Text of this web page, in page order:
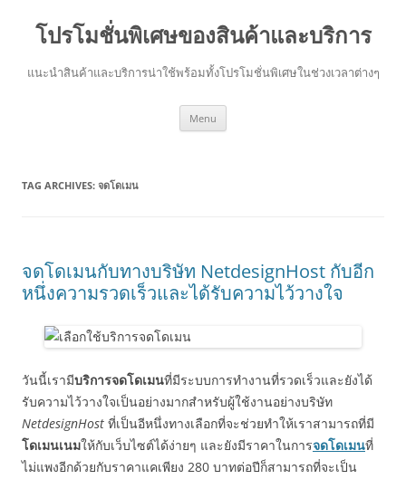
โปรโมชั่นพิเศษของสินค้าและบริการ
แนะนำสินค้าและบริการน่าใช้พร้อมทั้งโปรโมชั่นพิเศษในช่วงเวลาต่างๆ
Menu
TAG ARCHIVES: จดโดเมน
จดโดเมนกับทางบริษัท NetdesignHost กับอีก
หนึ่งความรวดเร็วและได้รับความไว้วางใจ
วันนี้เรามีบริการจดโดเมนที่มีระบบการทำงานที่รวดเร็วและยังได้
รับความไว้วางใจเป็นอย่างมากสำหรับผู้ใช้งานอย่างบริษัท
NetdesignHost ที่เป็นอีหนึ่งทางเลือกที่จะช่วยทำให้เราสามารถที่มี
โดเมนเนมให้กับเว็บไซต์ได้ง่ายๆ และยังมีราคาในการจดโดเมนที่
ไม่แพงอีกด้วยกับราคาแคเพียง 280 บาทต่อปีก็สามารถที่จะเป็น